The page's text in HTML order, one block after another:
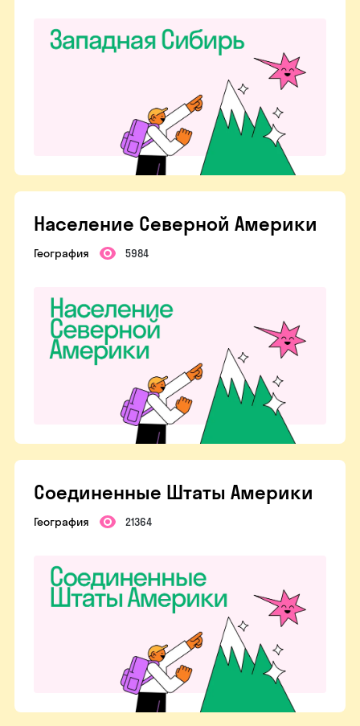
Соединенные Штаты Америки
География 21364
Население Северной Америки
География 5984